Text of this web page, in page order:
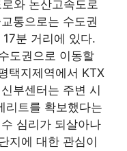
와 논산고속도로
통으로는 수도권
분 거리에 있다.
도권으로 이동할
택지제역에서 KTX
부센터는 주변 시
리트를 확보했다는
심리가 되살아나
지에 대한 관심이